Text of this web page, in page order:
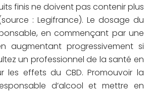
finis ne doivent pas contenir plus
: Legifrance). Le dosage du
en commençant par une
augmentant progressivement si
un professionnel de la santé en
les effets du CBD. Promouvoir la
d’alcool et mettre en